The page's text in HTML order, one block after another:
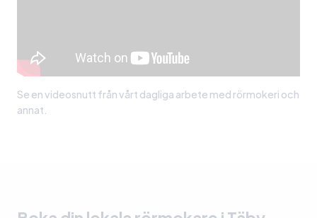
Se en videosnutt från vårt dagliga arbete med rörmokeri och
annat.